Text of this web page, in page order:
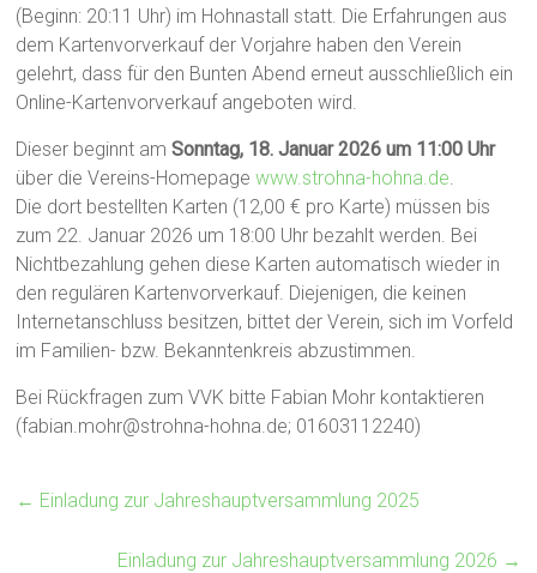
(Beginn: 20:11 Uhr) im Hohnastall statt. Die Erfahrungen aus
dem Kartenvorverkauf der Vorjahre haben den Verein
gelehrt, dass für den Bunten Abend erneut ausschließlich ein
Online-Kartenvorverkauf angeboten wird.
Dieser beginnt amSonntag, 18. Januar 2026 um 11:00 Uhr
über die Vereins-Homepagewww.strohna-hohna.de
Die dort bestellten Karten (12,00 € pro Karte) müssen bis
zum 22. Januar 2026 um 18:00 Uhr bezahlt werden. Bei
Nichtbezahlung gehen diese Karten automatisch wieder in
den regulären Kartenvorverkauf. Diejenigen, die keinen
Internetanschluss besitzen, bittet der Verein, sich im Vorfeld
im Familien- bzw. Bekanntenkreis abzustimmen.
Bei Rückfragen zum VVK bitte Fabian Mohr kontaktieren
(fabian.mohr@strohna-hohna.de; 01603112240)
← Einladung zur Jahreshauptversammlung 2025
Einladung zur Jahreshauptversammlung 2026 →